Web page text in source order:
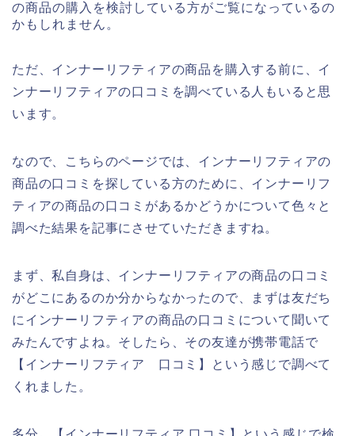
の商品の購入を検討している方がご覧になっているの
かもしれません。
ただ、インナーリフティアの商品を購入する前に、イ
ンナーリフティアの口コミを調べている人もいると思
います。
なので、こちらのページでは、インナーリフティアの
商品の口コミを探している方のために、インナーリフ
ティアの商品の口コミがあるかどうかについて色々と
調べた結果を記事にさせていただきますね。
まず、私自身は、インナーリフティアの商品の口コミ
がどこにあるのか分からなかったので、まずは友だち
にインナーリフティアの商品の口コミについて聞いて
みたんですよね。そしたら、その友達が携帯電話で
【インナーリフティア 口コミ】という感じで調べて
くれました。